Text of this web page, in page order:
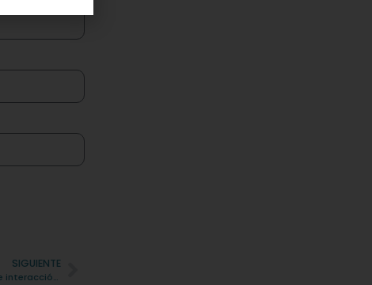
SIGUIENTE
Solsica renueva su página web con más información y vías de interacción para el mercado venezolano